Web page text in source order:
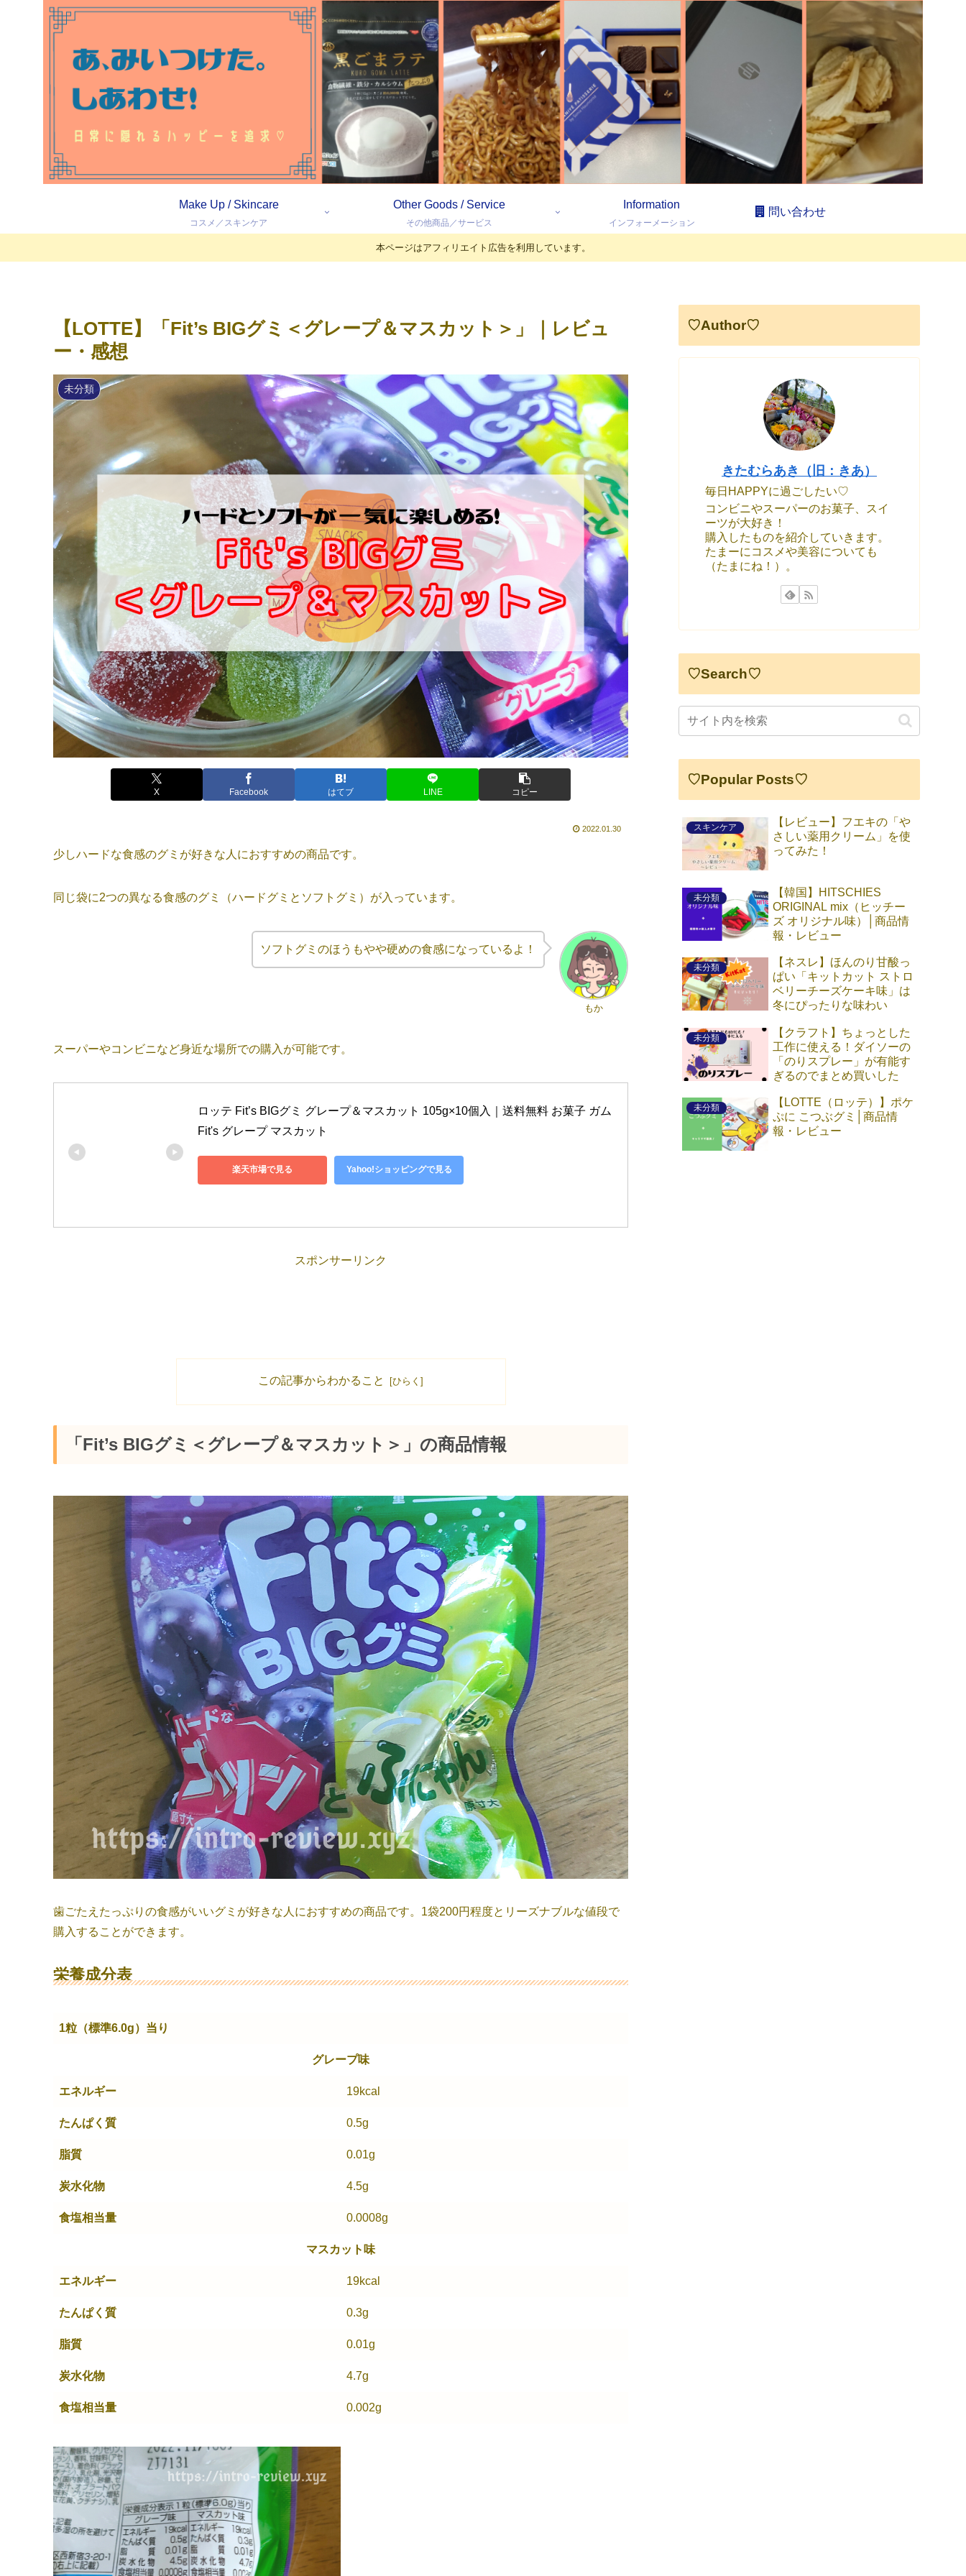
Make Up / Skincare
コスメ／スキンケア
Other Goods / Service
その他商品／サービス
Information
インフォーメーション
問い合わせ
本ページはアフィリエイト広告を利用しています。
【LOTTE】「Fit’s BIGグミ＜グレープ＆マスカット＞」｜レビュ
ー・感想
未分類
X Facebook はてブ LINE コピー
2022.01.30
少しハードな食感のグミが好きな人におすすめの商品です。
同じ袋に2つの異なる食感のグミ（ハードグミとソフトグミ）が入っています。
もか
ソフトグミのほうもやや硬めの食感になっているよ！
スーパーやコンビニなど身近な場所での購入が可能です。
ロッテ Fit’s BIGグミ グレープ＆マスカット 105g×10個入｜送料無料 お菓子 ガム
Fit's グレープ マスカット
楽天市場で見る Yahoo!ショッピングで見る
スポンサーリンク
この記事からわかること
「Fit’s BIGグミ＜グレープ＆マスカット＞」の商品情報
歯ごたえたっぷりの食感がいいグミが好きな人におすすめの商品です。1袋200円程度とリーズナブルな値段で
購入することができます。
栄養成分表
1粒（標準6.0g）当り
グレープ味
エネルギー 19kcal
たんぱく質 0.5g
脂質 0.01g
炭水化物 4.5g
食塩相当量 0.0008g
マスカット味
エネルギー 19kcal
たんぱく質 0.3g
脂質 0.01g
炭水化物 4.7g
食塩相当量 0.002g
♡Author♡
きたむらあき（旧：きあ）
毎日HAPPYに過ごしたい♡
コンビニやスーパーのお菓子、スイ
ーツが大好き！
購入したものを紹介していきます。
たまーにコスメや美容についても
（たまにね！）。
♡Search♡
♡Popular Posts♡
スキンケア
【レビュー】フエキの「や
さしい薬用クリーム」を使
ってみた！
未分類
【韓国】HITSCHIES
ORIGINAL mix（ヒッチー
ズ オリジナル味）│商品情
報・レビュー
未分類
【ネスレ】ほんのり甘酸っ
ぱい「キットカット ストロ
ベリーチーズケーキ味」は
冬にぴったりな味わい
未分類
【クラフト】ちょっとした
工作に使える！ダイソーの
「のりスプレー」が有能す
ぎるのでまとめ買いした
未分類
【LOTTE（ロッテ）】ポケ
ぷに こつぶグミ│商品情
報・レビュー